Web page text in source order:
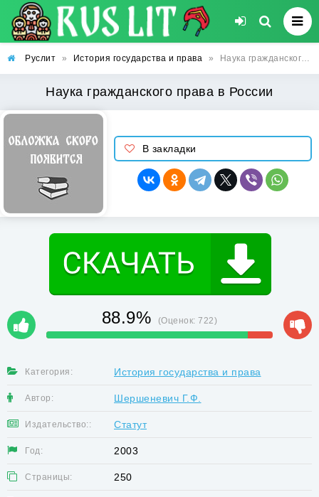
Руслит » История государства и права » Наука гражданского права в России
Наука гражданского права в России
В закладки
88.9% (Оценок:722)
Категория: История государства и права
Автор: Шершеневич Г.Ф.
Издательство:: Статут
Год: 2003
Страницы: 250